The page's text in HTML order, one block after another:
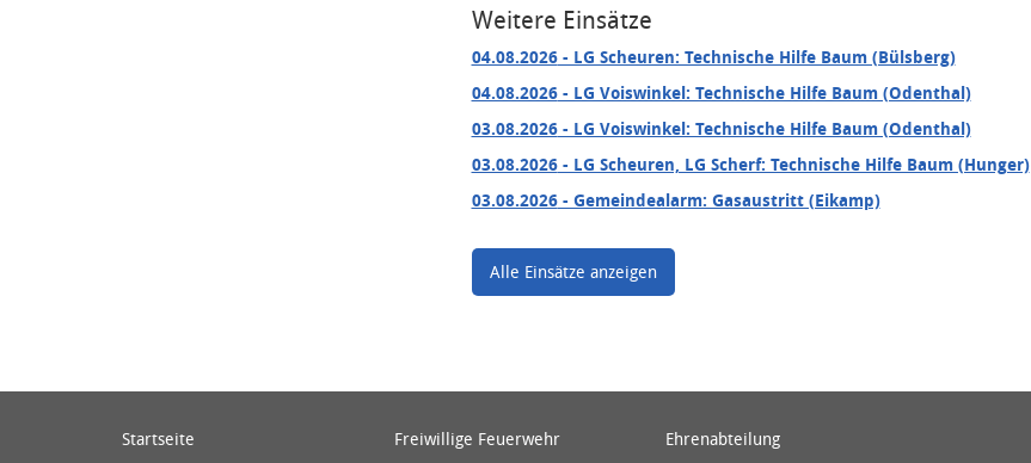
Weitere Einsätze
04.08.2026- LG Scheuren: Technische Hilfe Baum (Bülsberg)
04.08.2026- LG Voiswinkel: Technische Hilfe Baum (Odenthal)
03.08.2026- LG Voiswinkel: Technische Hilfe Baum (Odenthal)
03.08.2026- LG Scheuren, LG Scherf: Technische Hilfe Baum (Hunger)
03.08.2026- Gemeindealarm: Gasaustritt (Eikamp)
Alle Einsätze anzeigen
Startseite Freiwillige Feuerwehr Ehrenabteilung